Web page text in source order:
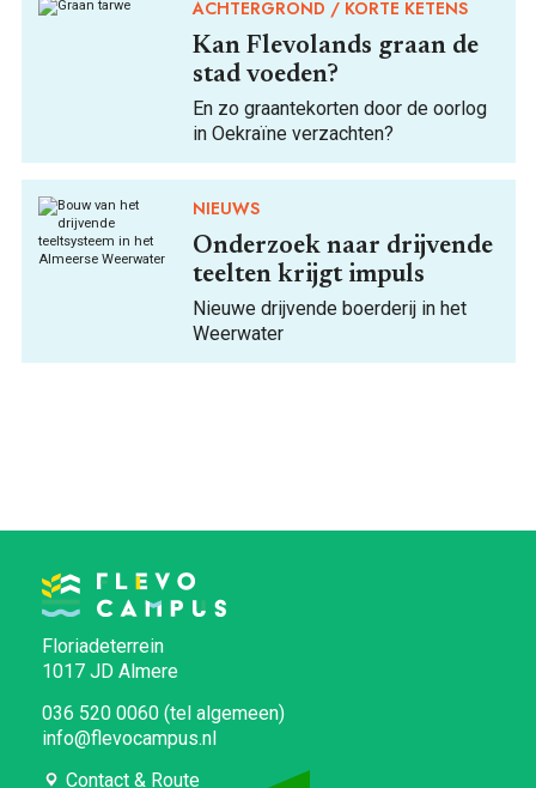
ACHTERGROND KORTE KETENS
Kan Flevolands graan de
stad voeden?
En zo graantekorten door de oorlog
in Oekraïne verzachten?
NIEUWS
Onderzoek naar drijvende
teelten krijgt impuls
Nieuwe drijvende boerderij in het
Weerwater
Floriadeterrein
1017 JD Almere
036 520 0060 (tel algemeen)
info@flevocampus.nl
Contact & Route